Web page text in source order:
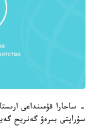
- ساحارا قۇمىنداعى
سۇراپتى بىرەۋ گەنريح